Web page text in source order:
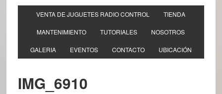
VENTA DE JUGUETES RADIO CONTROL TIENDA
MANTENIMIENTO TUTORIALES NOSOTROS
GALERIA EVENTOS CONTACTO UBICACIÓN
IMG_6910